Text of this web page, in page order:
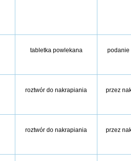
tabletka powlekana podanie
roztwór do nakrapiania przez
roztwór do nakrapiania przez